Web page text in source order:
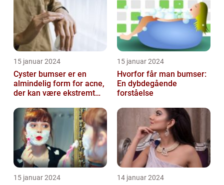
15 januar 2024
Cyster bumser er en
almindelig form for acne,
der kan være ekstremt
belastende for d...
15 januar 2024
Hvorfor får man bumser:
En dybdegående
forståelse
15 januar 2024 14 januar 2024